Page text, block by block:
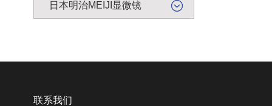
日本明治MEIJI显微镜
联系我们